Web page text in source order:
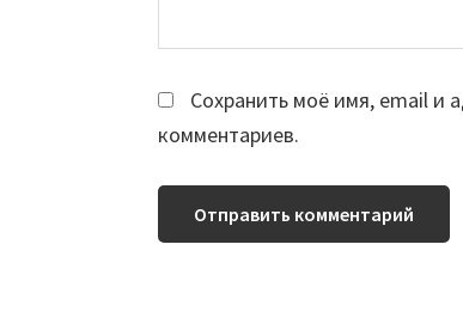
Сохранить моё имя, email и
комментариев.